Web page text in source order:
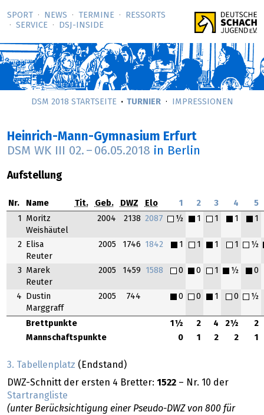
SPORT NEWS TERMINE
RESSORTS
SERVICE
DSJ-­INSIDE
DSM 2018 STARTSEITE TURNIER IMPRESSIONEN
Heinrich-Mann-Gymnasium Erfurt
DSM WK III 02. – 06.05.2018 in Berlin
Aufstellung
Nr. Name Tit. Geb. DWZ Elo 1 2 3 4 5
Brettpunkte 1½ 2 4 2½
2
Mannschaftspunkte
0 1 2 2 1
1
Moritz
Weishäutel
2004 2138 2087 ½ 1 1 1 1
2
Elisa
Reuter
2005 1746 1842 1 1 1 1 ½
3
Marek
Reuter
2005 1459 1588 0 0 1 ½ 0
4
Dustin
Marggraff
2005 744 0 0 1 0 ½
3. Tabellenplatz (Endstand)
DWZ-Schnitt der ersten 4 Bretter: 1522 – Nr. 10 der
Startrangliste
(unter Berücksichtigung einer Pseudo-DWZ von 800 für